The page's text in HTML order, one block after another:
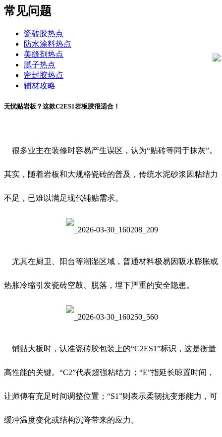
常见问题
瓷砖胶热点
防水涂料热点
美缝剂热点
腻子热点
密封胶热点
辅材攻略
无忧贴岩板？这款C2ES1岩板胶很适合！
很多业主在装修时容易产生误区，认为“贴砖等同于抹灰”。
其实，随着岩板和大规格瓷砖的普及，传统水泥砂浆因粘结力
不足，已难以满足现代铺贴需求。
尤其在厨卫、阳台等潮湿区域，普通材料极易因吸水膨胀或
热胀冷缩引发瓷砖空鼓、脱落，埋下严重的安全隐患。
铺贴大板时，认准瓷砖胶包装上的“C2ES1”标识，这是衡量
高性能的关键。“C2”代表超强粘结力；“E”指延长晾置时间，
让师傅有充足时间调整位置；“S1”则表示柔韧抗变形能力，可
缓冲温度变化或结构沉降带来的应力。